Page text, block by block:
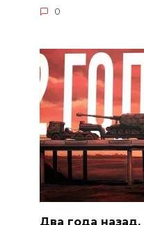
0
Два года назад.